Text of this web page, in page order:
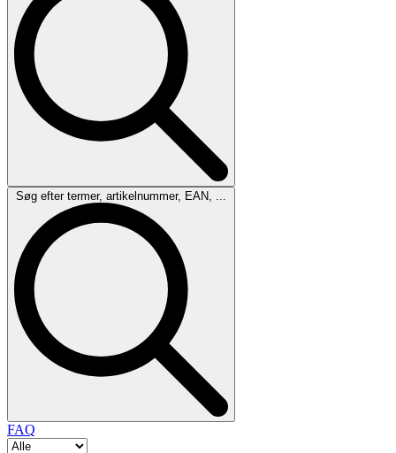
Søg efter termer, artikelnummer, EAN, ...
FAQ